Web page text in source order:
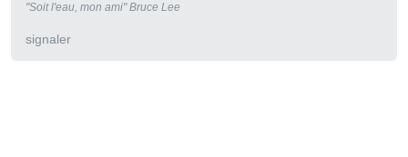
"Soit l'eau, mon ami" Bruce Lee
signaler